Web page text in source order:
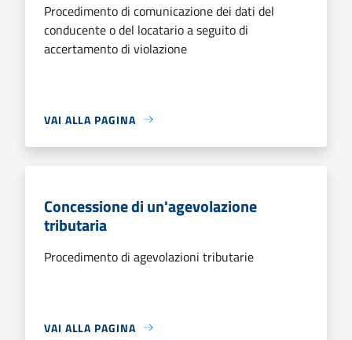
Procedimento di comunicazione dei dati del
conducente o del locatario a seguito di
accertamento di violazione
VAI ALLA PAGINA
Concessione di un'agevolazione
tributaria
Procedimento di agevolazioni tributarie
VAI ALLA PAGINA